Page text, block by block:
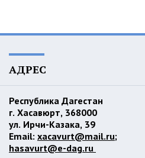
АДРЕС
Республика Дагестан
г. Хасавюрт, 368000
ул. Ирчи-Казака, 39
Email: xacavurt@mail.ru;
hasavurt@e-dag.ru